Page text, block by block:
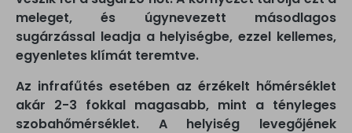
meleget, és úgynevezett másodlagos
sugárzással leadja a helyiségbe, ezzel kellemes,
egyenletes klímát teremtve.
Az infrafűtés esetében az érzékelt hőmérséklet
akár 2-3 fokkal magasabb, mint a tényleges
szobahőmérséklet. A helyiség levegőjének